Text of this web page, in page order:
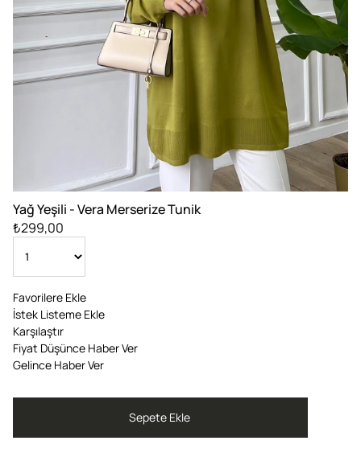
Yağ Yeşili - Vera Merserize Tunik
₺299,00
Favorilere Ekle
İstek Listeme Ekle
Karşılaştır
Fiyat Düşünce Haber Ver
Gelince Haber Ver